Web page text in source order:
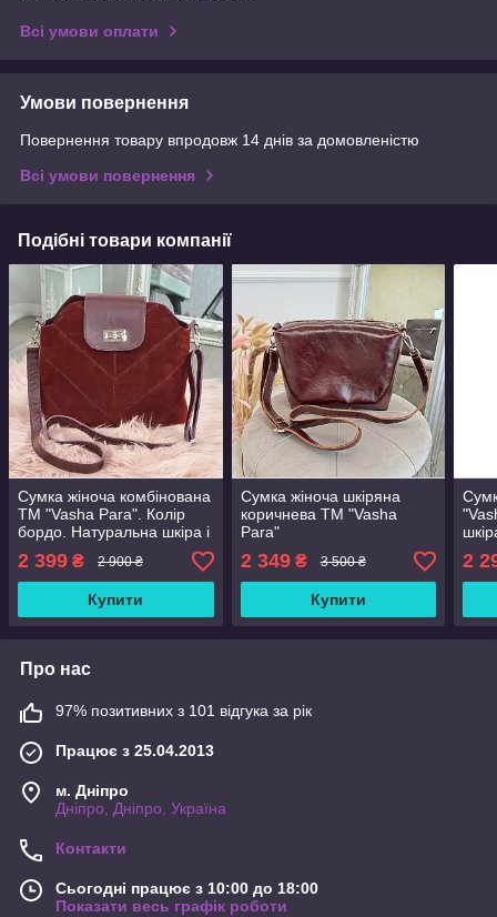
Всі умови оплати
Умови повернення
Повернення товару впродовж 14 днів за домовленістю
Всі умови повернення
Подібні товари компанії
Сумка жіноча комбінована
ТМ "Vasha Para". Колір
бордо. Натуральна шкіра і
2 399 ₴ 2 900 ₴
Купити
Сумка жіноча шкіряна
коричнева ТМ "Vasha
Para"
2 349₴ 3 500 ₴
Купити
2
Про нас
97% позитивних з 101 відгука за рік
Працює з 25.04.2013
м. Дніпро
Дніпро, Дніпро, Україна
Контакти
Сьогодні працює з 10:00 до 18:00
Показати весь графік роботи